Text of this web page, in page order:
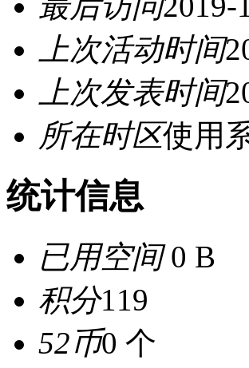
上次活动时间
上次发表时间
所在时区使用
统计信息
已用空间0 B
积分119
52币0 个